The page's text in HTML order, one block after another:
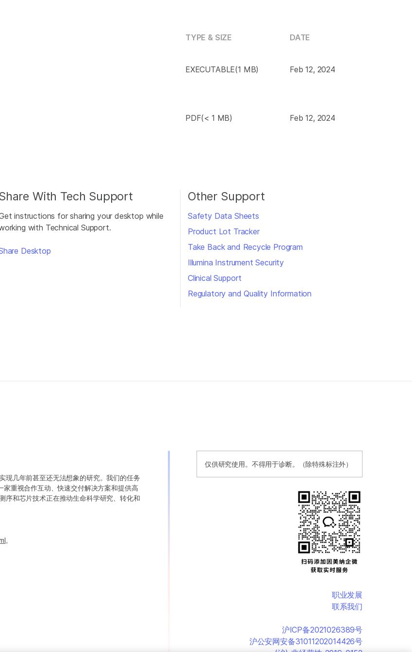
TYPE & SIZE DATE
EXECUTABLE(1 MB) Feb 12, 2024
PDF(< 1 MB) Feb 12, 2024
With Tech Support
instructions for sharing your desktop while
with Technical Support.
Desktop
Other Support
Safety Data Sheets
Product Lot Tracker
Take Back and Recycle Program
Illumina Instrument Security
Clinical Support
Regulatory and Quality Information
仅供研究使用。不得用于诊断。（除特殊标注外）
现几年前甚至还无法想象的研究。我们的任务
重视合作互动、快速交付解决方案和提供高
序和芯片技术正在推动生命科学研究、转化和
。
职业发展
联系我们
沪ICP备2021026389号
沪公安网安备31011202014426号